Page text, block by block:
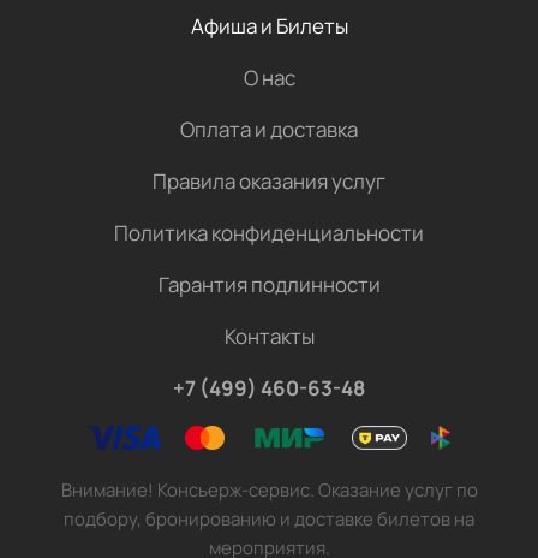
Афиша и Билеты
О нас
Оплата и доставка
Правила оказания услуг
Политика конфиденциальности
Гарантия подлинности
Контакты
+7 (499) 460-63-48
Внимание! Консьерж-сервис. Оказание услуг по
подбору, бронированию и доставке билетов на
мероприятия.